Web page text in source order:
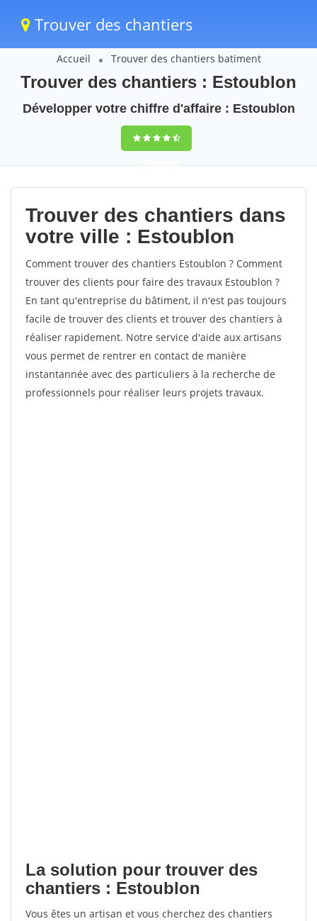
Trouver des chantiers
Accueil Trouver des chantiers batiment
Trouver des chantiers : Estoublon
Développer votre chiffre d'affaire : Estoublon
9,5(100%)50
votes
Trouver des chantiers dans
votre ville : Estoublon
Comment trouver des chantiers Estoublon ? Comment
trouver des clients pour faire des travaux Estoublon ?
En tant qu'entreprise du bâtiment, il n'est pas toujours
facile de trouver des clients et trouver des chantiers à
réaliser rapidement. Notre service d'aide aux artisans
vous permet de rentrer en contact de manière
instantannée avec des particuliers à la recherche de
professionnels pour réaliser leurs projets travaux.
La solution pour trouver des
chantiers : Estoublon
Vous êtes un artisan et vous cherchez des chantiers